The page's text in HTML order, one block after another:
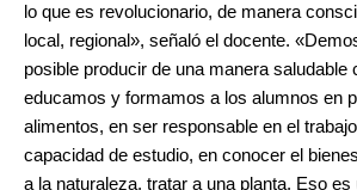
lo que es revolucionario, de manera
local, regional», señaló el docente.
posible producir de una manera saludable
educamos y formamos a los alumnos en
alimentos, en ser responsable en el
capacidad de estudio, en conocer el
a la naturaleza, tratar a una planta. Eso